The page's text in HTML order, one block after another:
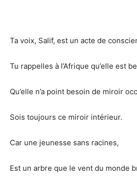
Ta voix, Salif, est un acte de
Tu rappelles à l’Afrique qu’elle est
Qu’elle n’a point besoin de miroir
Sois toujours ce miroir intérieur.
Car une jeunesse sans racines,
Est un arbre que le vent du monde